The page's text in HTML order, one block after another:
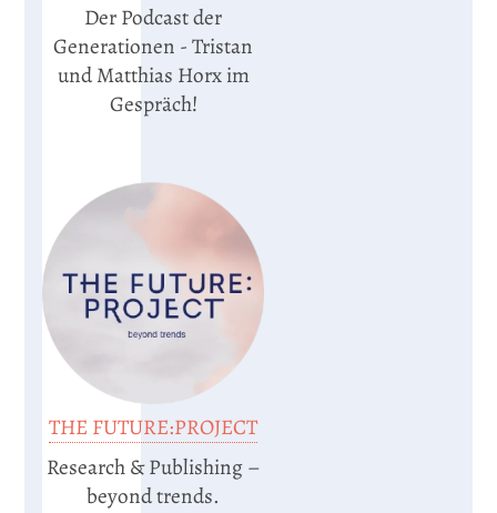
Der Podcast der
Generationen - Tristan
und Matthias Horx im
Gespräch!
THE FUTURE:PROJECT
Research & Publishing –
beyond trends.